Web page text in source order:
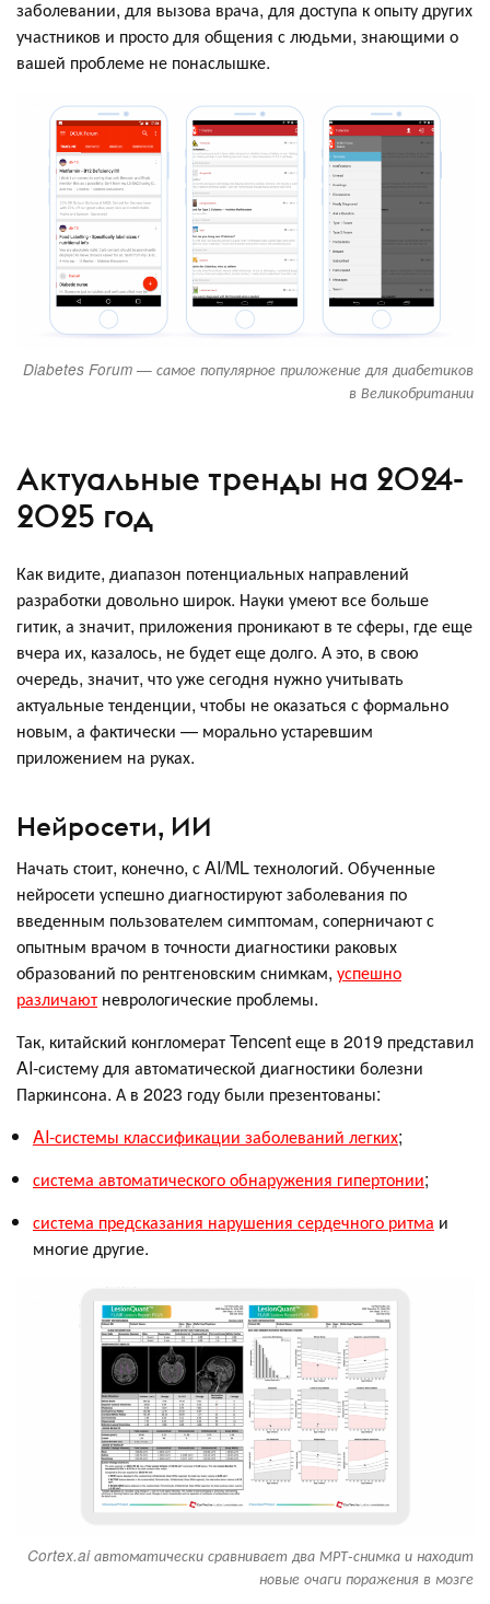
заболевании, для вызова врача, для доступа к опыту других
участников и просто для общения с людьми, знающими о
вашей проблеме не понаслышке.
Diabetes Forum — самое популярное приложение для диабетиков
в Великобритании
Актуальные тренды на 2024-
2025 год
Как видите, диапазон потенциальных направлений
разработки довольно широк. Науки умеют все больше
гитик, а значит, приложения проникают в те сферы, где еще
вчера их, казалось, не будет еще долго. А это, в свою
очередь, значит, что уже сегодня нужно учитывать
актуальные тенденции, чтобы не оказаться с формально
новым, а фактически — морально устаревшим
приложением на руках.
Нейросети, ИИ
Начать стоит, конечно, с AI/ML технологий. Обученные
нейросети успешно диагностируют заболевания по
введенным пользователем симптомам, соперничают с
опытным врачом в точности диагностики раковых
образований по рентгеновским снимкам, успешно
различают неврологические проблемы.
Так, китайский конгломерат Tencent еще в 2019 представил
AI-систему для автоматической диагностики болезни
Паркинсона. А в 2023 году были презентованы:
AI-системы классификации заболеваний легких;
система автоматического обнаружения гипертонии;
система предсказания нарушения сердечного ритма и
многие другие.
Cortex.ai автоматически сравнивает два МРТ-снимка и находит
новые очаги поражения в мозге